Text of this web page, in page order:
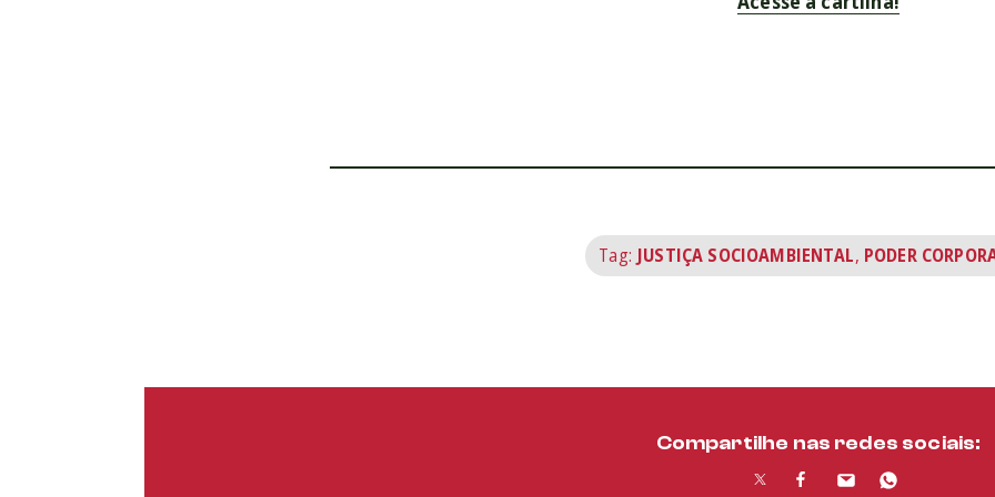
Tag: JUSTIÇA SOCIOAMBIENTAL, PODER
Compartilhe nas redes sociais: